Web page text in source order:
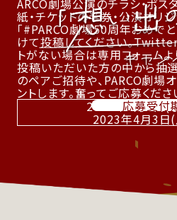
ARCO劇場公演のチラシ・ポス
紙・チケットの半券・公演オリ
「#PARCO劇場50周年おめで
けて投稿してください。
トがない場合は専用フォームよ
投稿いただいた方の中から抽
のペアご招待や、PARCO劇場
ントします。奮ってご応募くださ
応募受付
2023年3月8日(
2023年4月3日